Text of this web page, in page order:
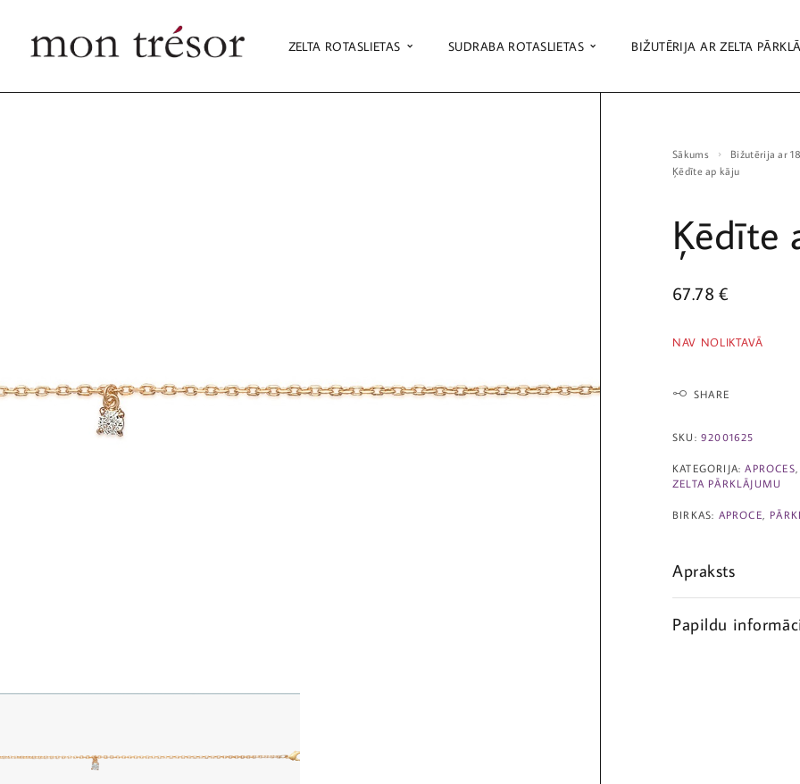
ZELTA ROTASLIETAS SUDRABA ROTASLIETAS BIŽUTĒRIJA AR ZELTA
Sākums Bižutērija ar
Ķēdīte ap kāju
Ķēdīte
67.78€
NAV NOLIKTAVĀ
SHARE
SKU: 92001625
KATEGORIJA:APROCES
ZELTA PĀRKLĀJUMU
BIRKAS: APROCE
Apraksts
Papildu